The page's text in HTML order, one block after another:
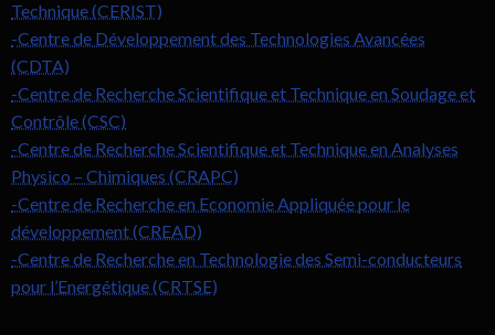
Technique (CERIST)
-Centre de Développement des Technologies Avancées
(CDTA)
-Centre de Recherche Scientifique et Technique en Soudage et
Contrôle (CSC)
-Centre de Recherche Scientifique et Technique en Analyses
Physico – Chimiques (CRAPC)
-Centre de Recherche en Economie Appliquée pour le
développement (CREAD)
-Centre de Recherche en Technologie des Semi-conducteurs
pour l’Energétique (CRTSE)